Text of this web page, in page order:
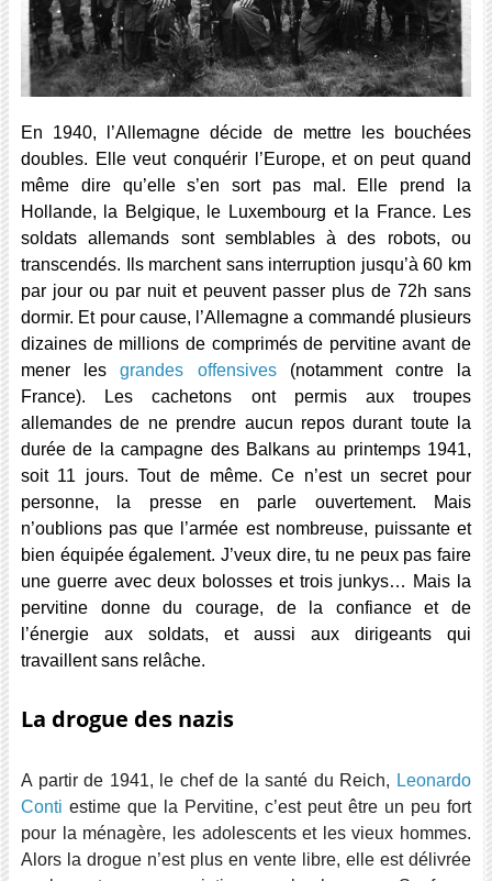
En 1940, l’Allemagne décide de mettre les bouchées
doubles. Elle veut conquérir l’Europe, et on peut quand
même dire qu’elle s’en sort pas mal. Elle prend la
Hollande, la Belgique, le Luxembourg et la France. Les
soldats allemands sont semblables à des robots, ou
transcendés. Ils marchent sans interruption jusqu’à 60 km
par jour ou par nuit et peuvent passer plus de 72h sans
dormir. Et pour cause, l’Allemagne a commandé plusieurs
dizaines de millions de comprimés de pervitine avant de
mener lesgrandes offensives (notamment contre la
France). Les cachetons ont permis aux troupes
allemandes de ne prendre aucun repos durant toute la
durée de la campagne des Balkans au printemps 1941,
soit 11 jours. Tout de même. Ce n’est un secret pour
personne, la presse en parle ouvertement. Mais
n’oublions pas que l’armée est nombreuse, puissante et
bien équipée également. J’veux dire, tu ne peux pas faire
une guerre avec deux bolosses et trois junkys… Mais la
pervitine donne du courage, de la confiance et de
l’énergie aux soldats, et aussi aux dirigeants qui
travaillent sans relâche.
La drogue des nazis
A partir de 1941, le chef de la santé du Reich, Leonardo
Conti estime que la Pervitine, c’est peut être un peu fort
pour la ménagère, les adolescents et les vieux hommes.
Alors la drogue n’est plus en vente libre, elle est délivrée